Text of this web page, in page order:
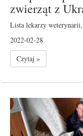
zwierząt z
Lista lekarzy
2022-02-28
Czytaj »